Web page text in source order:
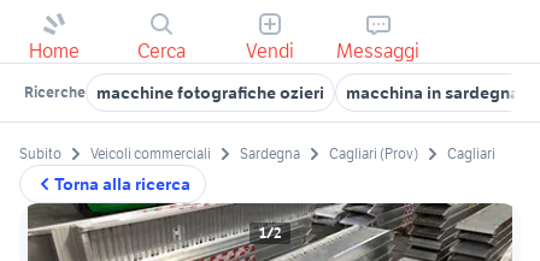
Home Cerca Vendi Messaggi
Ricerche macchine fotografiche ozieri macchina in sardegna
Torna alla ricerca
Subito Veicoli commerciali Sardegna Cagliari (Prov) Cagliari
1/2